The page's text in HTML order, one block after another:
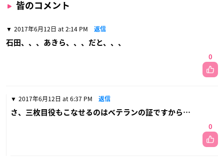
皆のコメント
2017年6月12日 at 2:14 PM 返信
石田、、、あきら、、、だと、、、
0
2017年6月12日 at 6:37 PM 返信
さ、三枚目役もこなせるのはベテランの証ですから…
0